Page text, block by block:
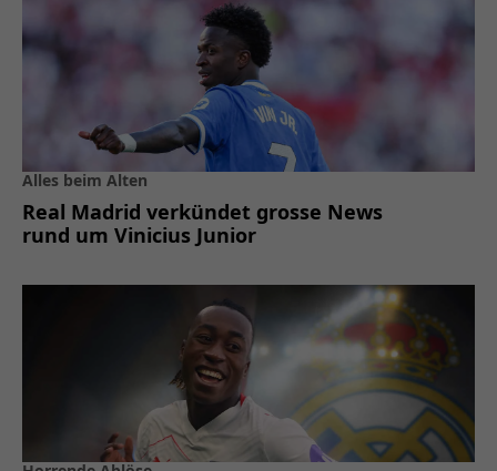
Alles beim Alten
Real Madrid verkündet grosse News
rund um Vinicius Junior